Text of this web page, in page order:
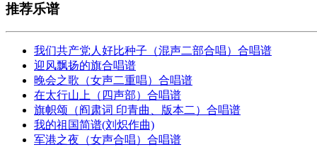
推荐乐谱
我们共产党人好比种子（混声二部合唱）合唱谱
迎风飘扬的旗合唱谱
晚会之歌（女声二重唱）合唱谱
在太行山上（四声部）合唱谱
旗帜颂（阎肃词 印青曲、版本二）合唱谱
我的祖国简谱(刘炽作曲)
军港之夜（女声合唱）合唱谱